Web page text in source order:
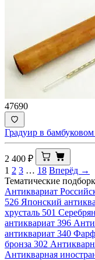
47690
Градуир в
2 400 ₽
1 2 3 … 18 Вперёд →
Тематические
Антиквариат
526 Японский
хрусталь 501
антиквариат 396
антиквариат 340
бронза 302
Антикварная